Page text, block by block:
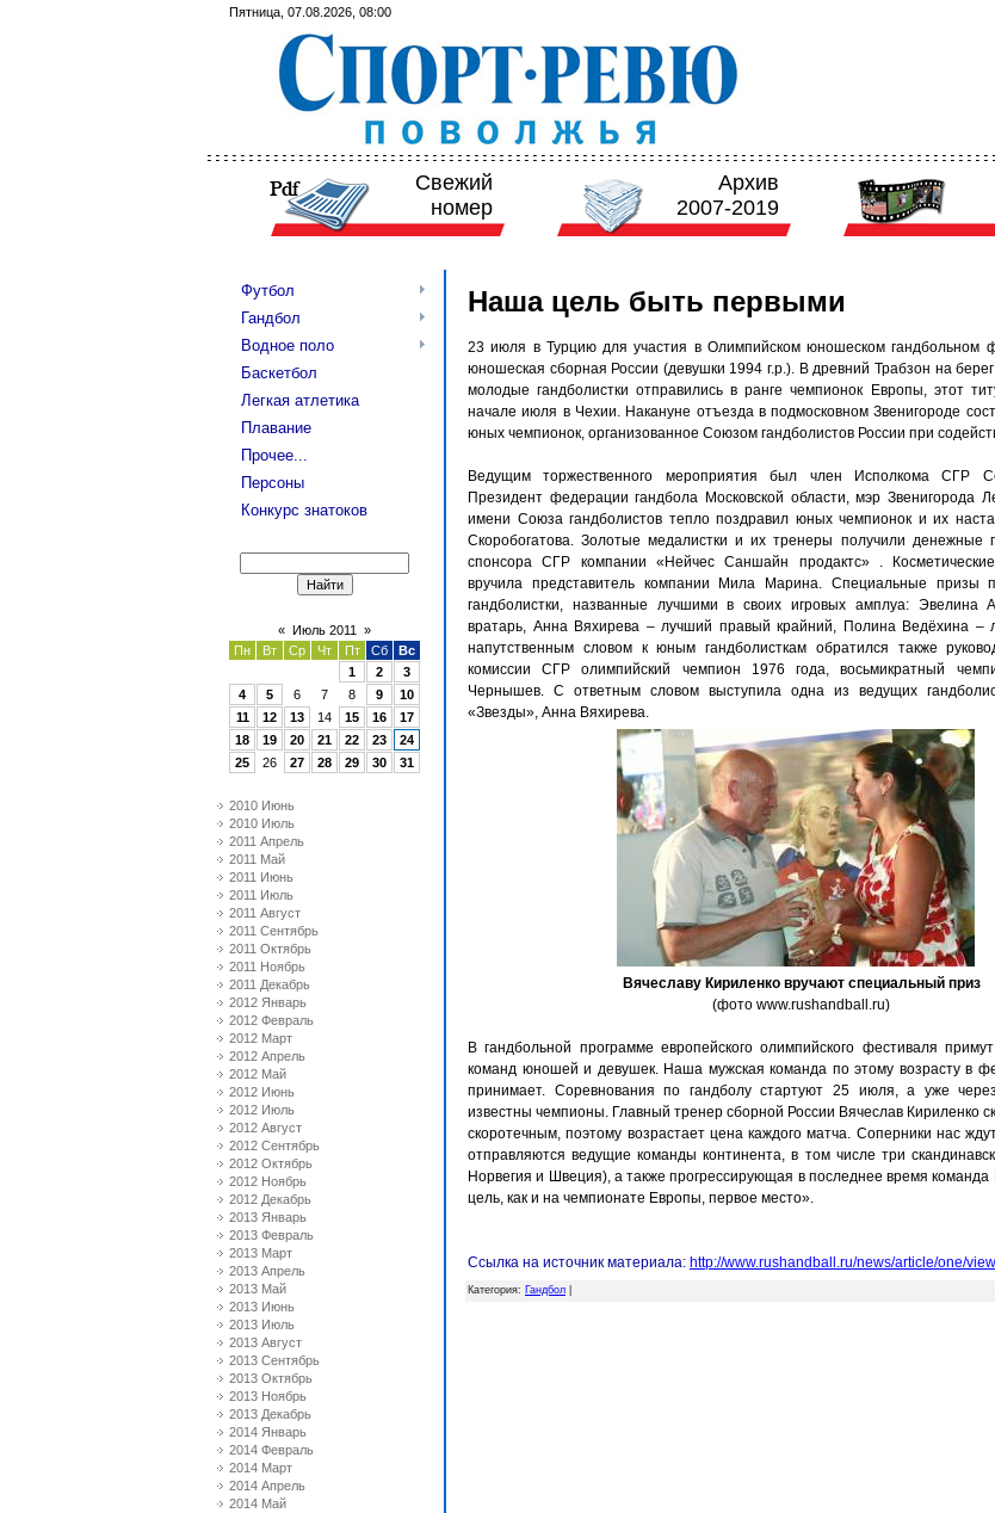
Пятница, 07.08.2026, 08:00
Свежий
номер
Архив
2007-2019
Футбол
Гандбол
Водное поло
Баскетбол
Легкая атлетика
Плавание
Прочее...
Персоны
Конкурс знатоков
« Июль 2011
»
Пн
Вт Ср Чт Пт Сб
Вс
1
2
3
4
5 6 7 8 9
10
11
12 13 14 15 16
17
18
19 20 21 22 23
24
25
26 27 28 29 30 31
2010 Июнь
2010 Июль
2011 Апрель
2011 Май
2011 Июнь
2011 Июль
2011 Август
2011 Сентябрь
2011 Октябрь
2011 Ноябрь
2011 Декабрь
2012 Январь
2012 Февраль
2012 Март
2012 Апрель
2012 Май
2012 Июнь
2012 Июль
2012 Август
2012 Сентябрь
2012 Октябрь
2012 Ноябрь
2012 Декабрь
2013 Январь
2013 Февраль
2013 Март
2013 Апрель
2013 Май
2013 Июнь
2013 Июль
2013 Август
2013 Сентябрь
2013 Октябрь
2013 Ноябрь
2013 Декабрь
2014 Январь
2014 Февраль
2014 Март
2014 Апрель
2014 Май
Наша цель быть первыми
23 июля в Турцию для участия в Олимпийском юношеском гандбольном
юношеская сборная России (девушки 1994 г.р.). В древний Трабзон на
молодые гандболистки отправились в ранге чемпионок Европы, этот
начале июля в Чехии. Накануне отъезда в подмосковном Звенигороде
юных чемпионок, организованное Союзом гандболистов России при
Ведущим торжественного мероприятия был член Исполкома СГР
Президент федерации гандбола Московской области, мэр Звенигорода
имени Союза гандболистов тепло поздравил юных чемпионок и их
Скоробогатова. Золотые медалистки и их тренеры получили денежные
спонсора СГР компании «Нейчес Саншайн продактс» .
вручила представитель компании Мила Марина. Специальные призы
гандболистки, названные лучшими в своих игровых амплуа: Эвелина
вратарь, Анна Вяхирева – лучший правый крайний, Полина Ведёхина –
напутственным словом к юным гандболисткам обратился также
комиссии СГР олимпийский чемпион 1976 года, восьмикратный
Чернышев. С ответным словом выступила одна из ведущих
«Звезды», Анна Вяхирева.
Вячеславу Кириленко вручают специальный приз
(фото www.rushandball.ru)
В гандбольной программе европейского олимпийского фестиваля
команд юношей и девушек. Наша мужская команда по этому возрасту в
принимает. Соревнования по гандболу стартуют 25 июля, а уже
известны чемпионы. Главный тренер сборной России Вячеслав Кириленко
скоротечным, поэтому возрастает цена каждого матча. Соперники нас
отправляются ведущие команды континента, в том числе три
Норвегия и Швеция), а также прогрессирующая в последнее время
цель, как и на чемпионате Европы, первое место».
Ссылка на источник материала: http://www.rushandball.ru/news/article/one/
Категория: Гандбол